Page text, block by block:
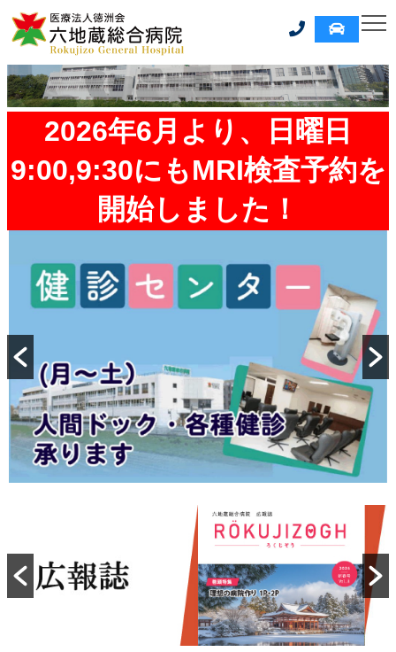
2026年6月より、日曜日
9:00,9:30にもMRI検査予約を
開始しました！